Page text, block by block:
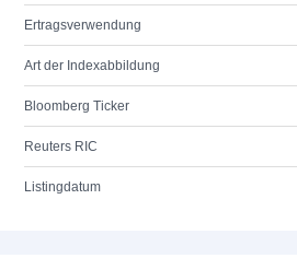
Ertragsverwendung
Art der Indexabbildung
Bloomberg Ticker
Reuters RIC
Listingdatum